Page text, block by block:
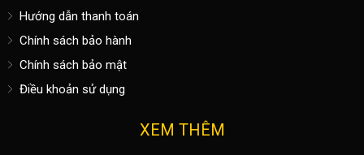
Hướng dẫn thanh toán
Chính sách bảo hành
Chính sách bảo mật
Điều khoản sử dụng
XEM THÊM